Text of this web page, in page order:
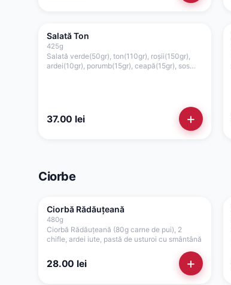
Salată Ton
425g
Salată verde(50gr), ton(110gr), roșii(150gr),
ardei(10gr), porumb(15gr), ceapă(15gr), sos
37.00 lei +
Ciorbe
Ciorbă Rădăuțeană
480g
Ciorbă Rădăuțeană (80g carne de pui), 2
chifle, ardei iute, pastă de usturoi cu smântână
28.00 lei +